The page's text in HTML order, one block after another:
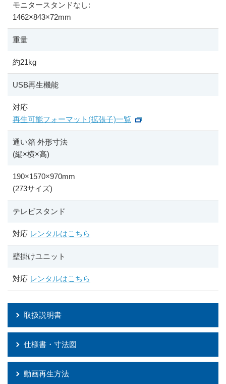
モニタースタンドなし:
1462×843×72mm
重量
約21kg
USB再生機能
対応
再生可能フォーマット(拡張子)一覧
通い箱 外形寸法
(縦×横×高)
190×1570×970mm
(273サイズ)
テレビスタンド
対応 レンタルはこちら
壁掛けユニット
対応 レンタルはこちら
取扱説明書
仕様書・寸法図
動画再生方法